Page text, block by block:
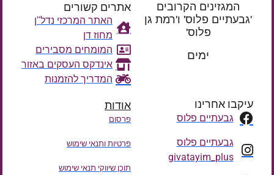
המגזינים הקרובים
'גבעתיים פלוס' ו'רמת גן
פלוס'
ימים
אתרים קשורים
האתר המרכזי נדל"ן
מחוז דן
המומחים מסבירים
אינדקס העסקים באזור
המדריך להזמנות
עיקבו אחרינו
גבעתיים פלוס
גבעתיים פלוס
givatayim_plus
אודות
פרסום
פרטיות ותנאי שימוש
תוכן שיווקי תנאי שימוש